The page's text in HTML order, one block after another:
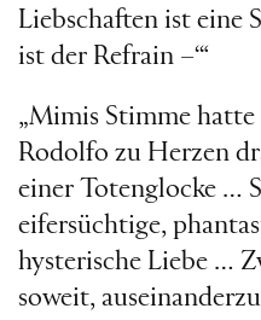
Liebschaften ist eine
ist der Refrain –‘“
„Mimis Stimme
Rodolfo zu Herzen
einer Totenglocke …
eifersüchtige,
hysterische Liebe …
soweit,